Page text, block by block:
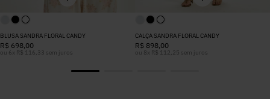
BLUSA SANDRA FLORAL CANDY
R$ 698,00
ou 6 x R$ 116, 33 sem juros
CALÇA SANDRA FLORAL CANDY
R$ 898,00
ou 8 x R$ 112,25 sem juros